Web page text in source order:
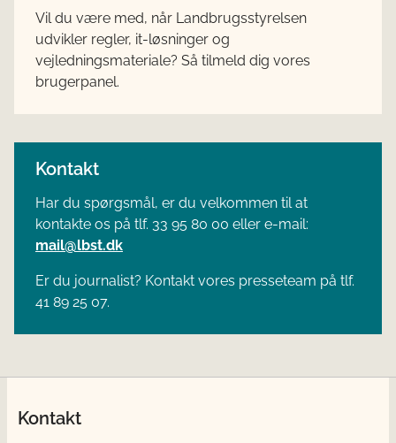
Vil du være med, når Landbrugsstyrelsen
udvikler regler, it-løsninger og
vejledningsmateriale? Så tilmeld dig vores
brugerpanel.
Kontakt
Har du spørgsmål, er du velkommen til at
kontakte os på tlf. 33 95 80 00 eller e-mail:
mail@lbst.dk
Er du journalist? Kontakt vores presseteam på tlf.
41 89 25 07.
Kontakt